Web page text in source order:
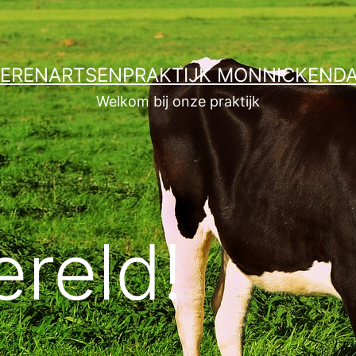
Welkom bij onze praktijk